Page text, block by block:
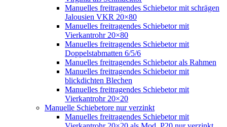
Manuelles freitragendes Schiebetor mit schrägen
Jalousien VKR 20×80
Manuelles freitragendes Schiebetor mit
Vierkantrohr 20×80
Manuelles freitragendes Schiebetor mit
Doppelstabmatten 6/5/6
Manuelles freitragendes Schiebetor als Rahmen
Manuelles freitragendes Schiebetor mit
blickdichten Blechen
Manuelles freitragendes Schiebetor mit
Vierkantrohr 20×20
Manuelle Schiebetore nur verzinkt
Manuelles freitragendes Schiebetor mit